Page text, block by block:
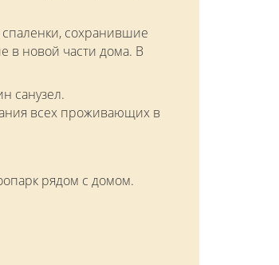
спаленки, сохранившие
в новой части дома. В
санузел.
всех проживающих в
рядом с домом.